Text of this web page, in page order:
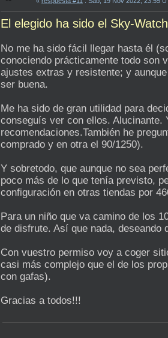
El elegido ha sido el Sky-
No me ha sido fácil llegar hasta él
conociendo prácticamente todo son
ajustes extras y resistente; y
ser buena.
Me ha sido de gran utilidad para
conseguís ver con ellos. Alucinante.
recomendaciones.También he
comprado y en otra el 90/1250).
Y sobretodo, que aunque no sea
poco más de lo que tenía previsto,
configuración en otras tiendas por
Para un niño que va camino de los
de disfrute. Así que nada, deseando
Con vuestro permiso voy a coger
casi más complejo que el de los
con gafas).
Gracias a todos!!!